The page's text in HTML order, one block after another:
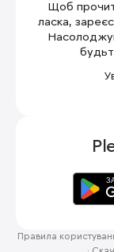
Щоб
ласка,
Правила